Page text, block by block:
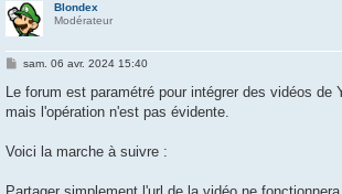
Blondex
Modérateur
M
s
a
sam. 06 avr. 2024 15:40
Le forum est paramétré pour intégrer des vidéos de
mais l'opération n'est pas évidente.
Voici la marche à suivre :